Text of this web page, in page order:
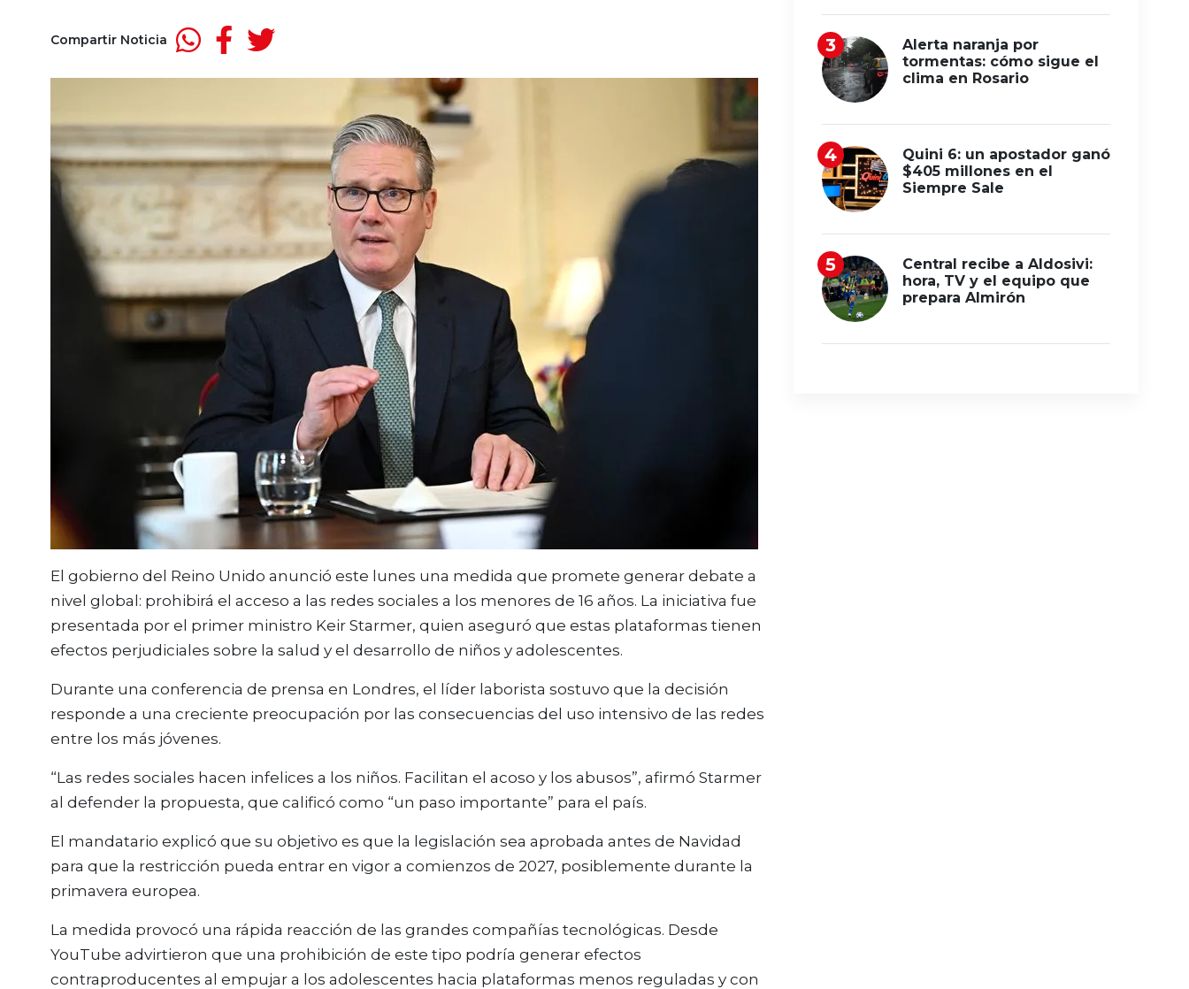
Compartir Noticia
El gobierno del Reino Unido anunció este lunes una medida que promete generar debate a
nivel global: prohibirá el acceso a las redes sociales a los menores de 16 años. La iniciativa fue
presentada por el primer ministro Keir Starmer, quien aseguró que estas plataformas tienen
efectos perjudiciales sobre la salud y el desarrollo de niños y adolescentes.
Durante una conferencia de prensa en Londres, el líder laborista sostuvo que la decisión
responde a una creciente preocupación por las consecuencias del uso intensivo de las redes
entre los más jóvenes.
“Las redes sociales hacen infelices a los niños. Facilitan el acoso y los abusos”, afirmó Starmer
al defender la propuesta, que calificó como “un paso importante” para el país.
El mandatario explicó que su objetivo es que la legislación sea aprobada antes de Navidad
para que la restricción pueda entrar en vigor a comienzos de 2027, posiblemente durante la
primavera europea.
La medida provocó una rápida reacción de las grandes compañías tecnológicas. Desde
YouTube advirtieron que una prohibición de este tipo podría generar efectos
contraproducentes al empujar a los adolescentes hacia plataformas menos reguladas y con
Alerta naranja por
tormentas: cómo sigue el
clima en Rosario
Quini 6: un apostador ganó
$405 millones en el
Siempre Sale
Central recibe a Aldosivi:
hora, TV y el equipo que
prepara Almirón